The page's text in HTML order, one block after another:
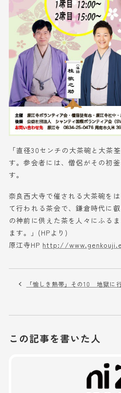
「直径30センチの大茶碗と大茶
す。参会者には、僧侶がその初
す。
奈良西大寺で催される大茶碗を
て行われる茶会で、鎌倉時代に
の神前に供えた茶を人々にふる
ます。」(HPより)
原江寺HP http://
「愉しき熱帯」その10 地獄に
この記事を書いた人